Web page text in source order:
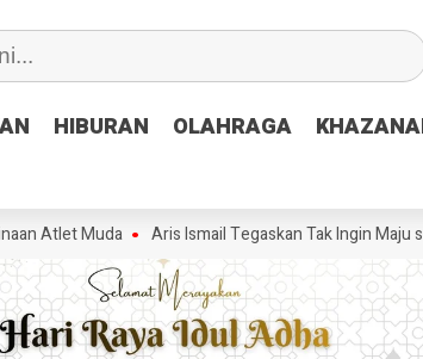
HIBURAN OLAHRAGA
HIBURAN OLAHRAGA
Aris Ismail Tegaskan Tak Ingin Maju sebagai